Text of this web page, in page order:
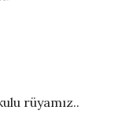
rüyamız..